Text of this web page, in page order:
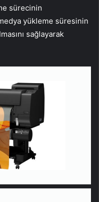
sürecinin
medya yükleme süresinin
sağlayarak